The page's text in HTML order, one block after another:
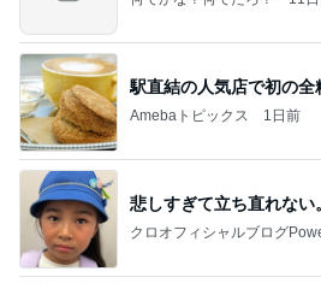
駅直結の人気店で初の全
Amebaトピックス 1日前
悲しすぎて立ち直れない。
クロオフィシャルブログ